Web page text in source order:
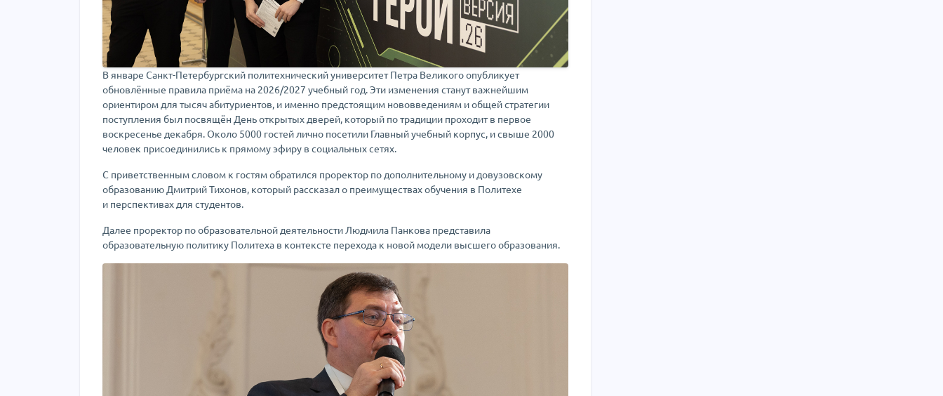
В январе Санкт-Петербургский политехнический университет Петра Великого опубликует
обновлённые правила приёма на 2026/2027 учебный год. Эти изменения станут важнейшим
ориентиром для тысяч абитуриентов, и именно предстоящим нововведениям и общей стратегии
поступления был посвящён День открытых дверей, который по традиции проходит в первое
воскресенье декабря. Около 5000 гостей лично посетили Главный учебный корпус, и свыше 2000
человек присоединились к прямому эфиру в социальных сетях.
С приветственным словом к гостям обратился проректор по дополнительному и довузовскому
образованию Дмитрий Тихонов, который рассказал о преимуществах обучения в Политехе
и перспективах для студентов.
Далее проректор по образовательной деятельности Людмила Панкова представила
образовательную политику Политеха в контексте перехода к новой модели высшего образования.